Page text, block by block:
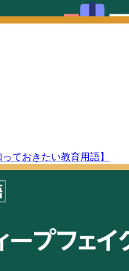
ておきたい教育用語】